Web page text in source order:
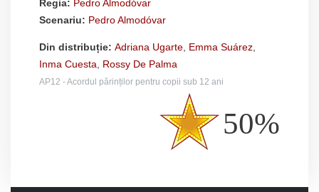
Regia: Pedro Almodóvar
Scenariu: Pedro Almodóvar
Din distribuție: Adriana Ugarte Emma Suárez
Inma Cuesta
Rossy De Palma
AP12 - Acordul părinților pentru copii sub 12 ani
50%